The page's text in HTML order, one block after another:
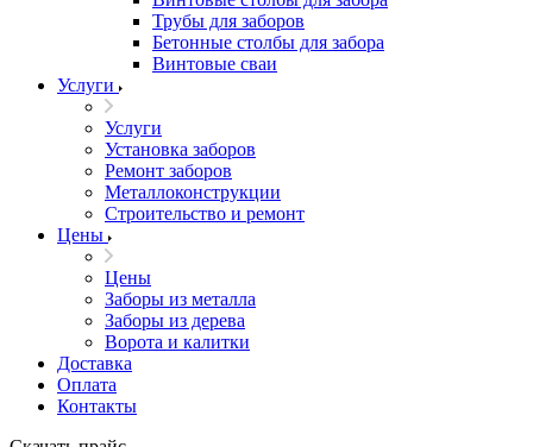
Трубы для заборов
Бетонные столбы для забора
Винтовые сваи
Услуги
Услуги
Установка заборов
Ремонт заборов
Металлоконструкции
Строительство и ремонт
Цены
Цены
Заборы из металла
Заборы из дерева
Ворота и калитки
Доставка
Оплата
Контакты